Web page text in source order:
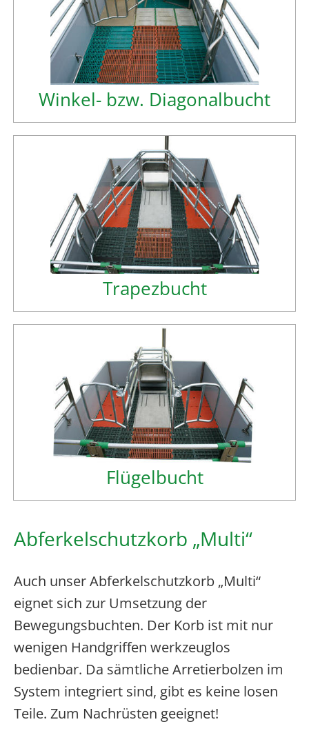
Winkel- bzw. Diagonalbucht
Trapezbucht
Flügelbucht
Abferkelschutzkorb „Multi“
Auch unser Abferkelschutzkorb „Multi“
eignet sich zur Umsetzung der
Bewegungsbuchten. Der Korb ist mit nur
wenigen Handgriffen werkzeuglos
bedienbar. Da sämtliche Arretierbolzen im
System integriert sind, gibt es keine losen
Teile. Zum Nachrüsten geeignet!